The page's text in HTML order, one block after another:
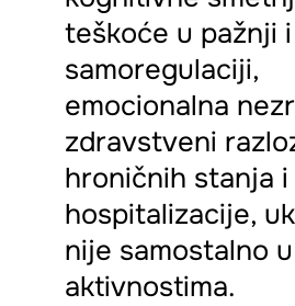
teškoće u pažnji i
samoregulaciji,
emocionalna
zdravstveni
hroničnih stanja
hospitalizacije,
nije samostalno
aktivnostima.